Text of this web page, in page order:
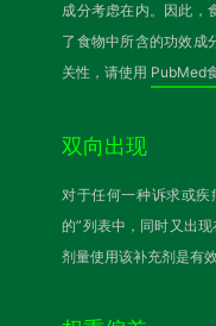
成分考虑在内。因此，
了食物中所含的功效成
关性，请使用 PubMed
双向出现
对于任何一种诉求或
的”列表中，同时又出
剂量使用该补充剂是有